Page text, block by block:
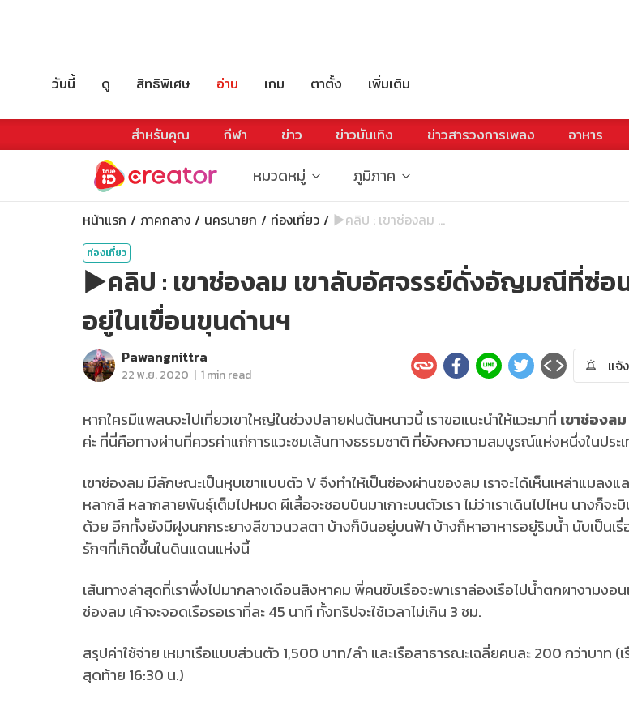
วันนี้ ดู สิทธิพิเศษ อ่าน เกม ตาตั้ง เพิ่มเติม
สำหรับคุณ กีฬา ข่าว ข่าวบันเทิง ข่าวสารวงการเพลง อาหาร
หมวดหมู่ ภูมิภาค
หน้าแรก ภาคกลาง นครนายก ท่องเที่ยว ▶️คลิป : เขาช่องลม ...
ท่องเที่ยว
▶️คลิป : เขาช่องลม เขาลับอัศจรรย์ดั่งอัญมณีที่ซ่อ
อยู่ในเขื่อนขุนด่านฯ
Pawangnittra
22 พ.ย. 2020 | 1 min read แจ้
หากใครมีแพลนจะไปเที่ยวเขาใหญ่ในช่วงปลายฝนต้นหนาวนี้ เราขอแนะนำให้แวะมาที่ เขาช่องลม
ค่ะ ที่นี่คือทางผ่านที่ควรค่าแก่การแวะชมเส้นทางธรรมชาติ ที่ยังคงความสมบูรณ์แห่งหนึ่งในประ
เขาช่องลม มีลักษณะเป็นหุบเขาแบบตัว V จึงทำให้เป็นช่องผ่านของลม เราจะได้เห็นเหล่าแมลงแ
หลากสี หลากสายพันธุ์เต็มไปหมด ผีเสื้อจะชอบบินมาเกาะบนตัวเรา ไม่ว่าเราเดินไปไหน นางก็จะ
ด้วย อีกทั้งยังมีฝูงนกกระยางสีขาวนวลตา บ้างก็บินอยู่บนฟ้า บ้างก็หาอาหารอยู่ริมน้ำ นับเป็นเรื่
รักๆที่เกิดขึ้นในดินแดนแห่งนี้
เส้นทางล่าสุดที่เราพึ่งไปมากลางเดือนสิงหาคม พี่คนขับเรือจะพาเราล่องเรือไปน้ำตกผางามงอ
ช่องลม เค้าจะจอดเรือรอเราที่ละ 45 นาที ทั้งทริปจะใช้เวลาไม่เกิน 3 ชม.
สรุปค่าใช้จ่าย เหมาเรือแบบส่วนตัว 1,500 บาท/ลำ และเรือสาธารณะเฉลี่ยคนละ 200 กว่าบาท (เ
สุดท้าย 16:30 น.)